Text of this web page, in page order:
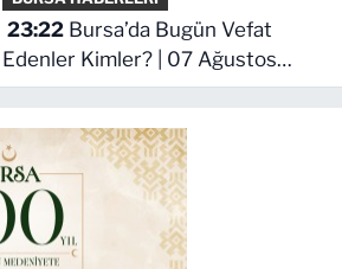
23:22Bursa’da Bugün Vefat
Edenler Kimler? | 07 Ağustos
2026 Cuma